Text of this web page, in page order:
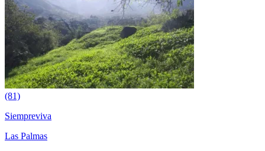
(81)
Siempreviva
Las Palmas